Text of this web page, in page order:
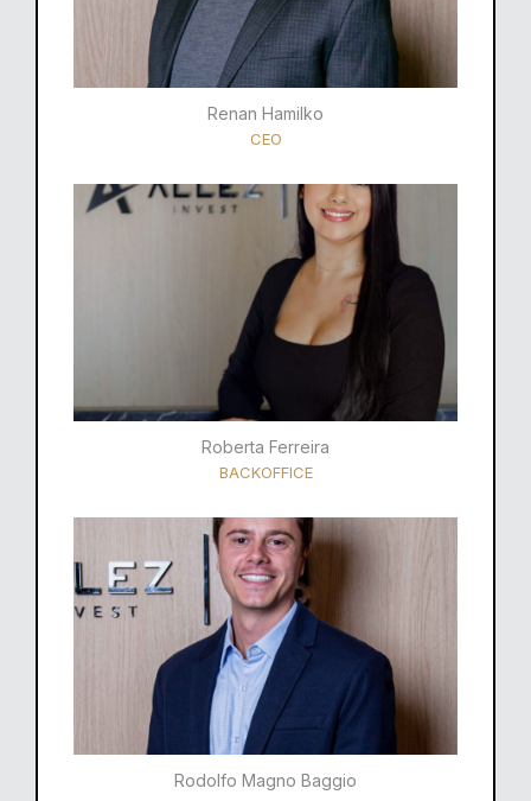
Renan Hamilko​
CEO
Roberta Ferreira
BACKOFFICE
Rodolfo Magno Baggio​​